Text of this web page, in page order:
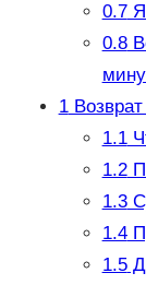
0.7
0.8
1
1.1
1.2
1.3
1.4
1.5